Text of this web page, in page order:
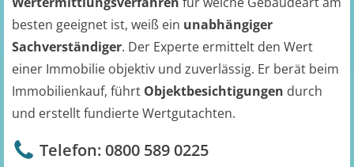
besten geeignet ist, weiß ein unabhängiger
Sachverständiger. Der Experte ermittelt den Wert
einer Immobilie objektiv und zuverlässig. Er berät beim
Immobilienkauf, führt Objektbesichtigungen durch
und erstellt fundierte Wertgutachten.
Telefon: 0800 589 0225